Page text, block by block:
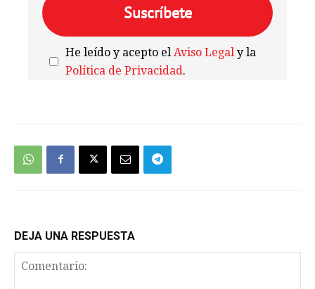
He leído y acepto el Aviso Legal y la
Política de Privacidad.
DEJA UNA RESPUESTA